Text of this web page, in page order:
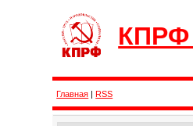
КПРФ
Главная |RSS